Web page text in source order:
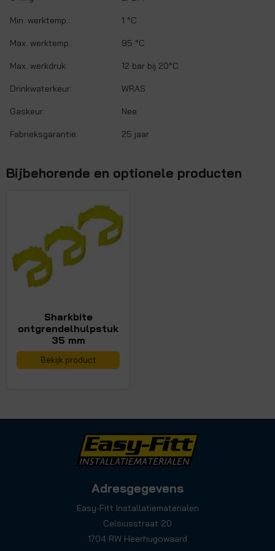
Min. werktemp.: 1 °C
Max. werktemp.: 95 °C
Max. werkdruk: 12 bar bij 20°C
Drinkwaterkeur: WRAS
Gaskeur: Nee
Fabrieksgarantie: 25 jaar
Bijbehorende en optionele producten
Sharkbite
ontgrendelhulpstuk
35 mm
Bekijk product
Adresgegevens
Easy-Fitt Installatiematerialen
Celsiusstraat 20
1704 RW Heerhugowaard